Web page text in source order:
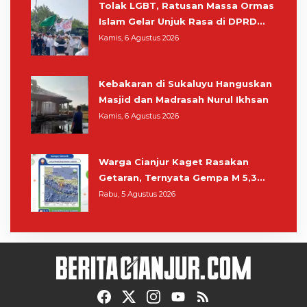
Tolak LGBT, Ratusan Massa Ormas
Islam Gelar Unjuk Rasa di DPRD
Cianjur
Kamis, 6 Agustus 2026
Kebakaran di Sukaluyu Hanguskan
Masjid dan Madrasah Nurul Ikhsan
Kamis, 6 Agustus 2026
Warga Cianjur Kaget Rasakan
Getaran, Ternyata Gempa M 5,3
Berpusat di Pangandaran
Rabu, 5 Agustus 2026